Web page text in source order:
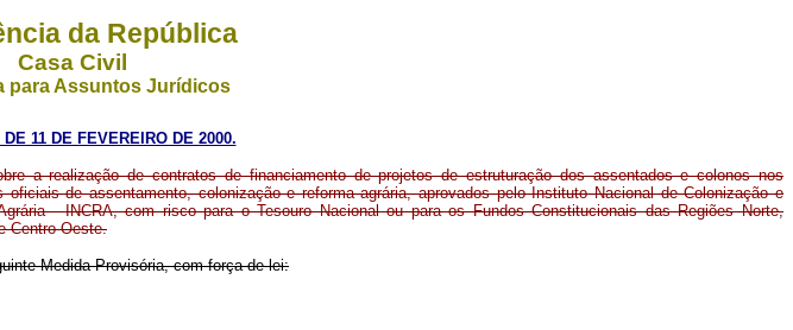
da República
Casa Civil
para Assuntos Jurídicos
11 DE FEVEREIRO DE 2000.
a realização de contratos de financiamento de projetos de estruturação dos assentados e colonos nos
oficiais de assentamento, colonização e reforma agrária, aprovados pelo Instituto Nacional de Colonização e
- INCRA, com risco para o Tesouro Nacional ou para os Fundos Constitucionais das Regiões Norte,
Centro-Oeste.
Medida Provisória, com força de lei: